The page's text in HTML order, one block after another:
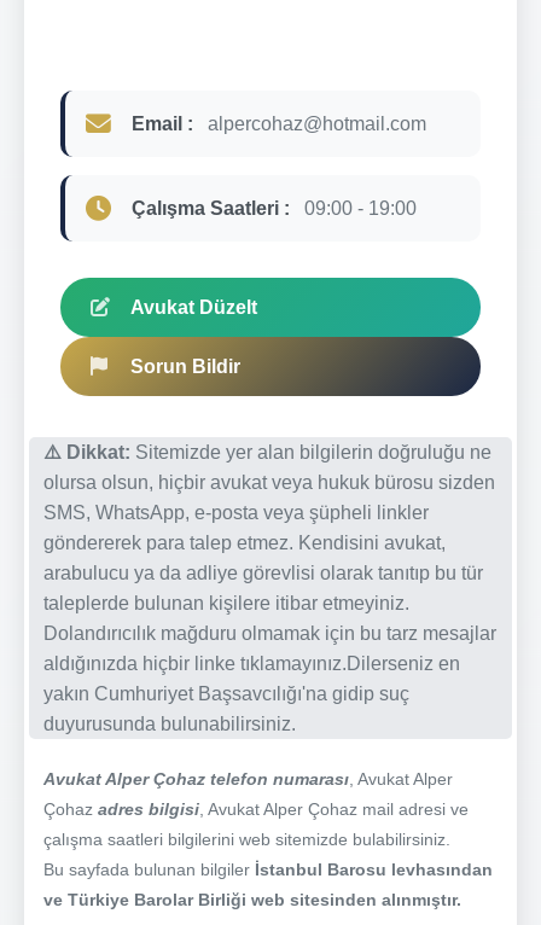
Email : alpercohaz@hotmail.com
Çalışma Saatleri : 09:00 - 19:00
Avukat Düzelt
Sorun Bildir
⚠️ Dikkat: Sitemizde yer alan bilgilerin doğruluğu ne
olursa olsun, hiçbir avukat veya hukuk bürosu sizden
SMS, WhatsApp, e-posta veya şüpheli linkler
göndererek para talep etmez. Kendisini avukat,
arabulucu ya da adliye görevlisi olarak tanıtıp bu tür
taleplerde bulunan kişilere itibar etmeyiniz.
Dolandırıcılık mağduru olmamak için bu tarz mesajlar
aldığınızda hiçbir linke tıklamayınız.Dilerseniz en
yakın Cumhuriyet Başsavcılığı'na gidip suç
duyurusunda bulunabilirsiniz.
Avukat Alper Çohaz telefon numarası , Avukat Alper
Çohaz adres bilgisi , Avukat Alper Çohaz mail adresi ve
çalışma saatleri bilgilerini web sitemizde bulabilirsiniz.
Bu sayfada bulunan bilgiler İstanbul Barosu levhasından
ve Türkiye Barolar Birliği web sitesinden alınmıştır.